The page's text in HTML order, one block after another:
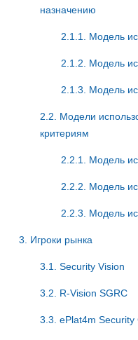
назначению
2.1.1. Модель
2.1.2. Модель
2.1.3. Модель
2.2. Модели
критериям
2.2.1. Модель
2.2.2. Модель
2.2.3. Модель
3. Игроки рынка
3.1. Security Vision
3.2. R-Vision SGRC
3.3. ePlat4m Security